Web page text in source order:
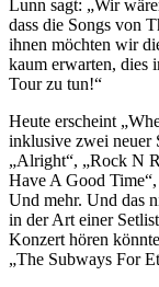
Lunn sagt: „Wir
dass die Songs von
ihnen möchten wir
kaum erwarten, dies
Tour zu tun!“
Heute erscheint
inklusive zwei neuer
„Alright“, „Rock N
Have A Good
Und mehr. Und das
in der Art einer
Konzert hören
„The Subways For